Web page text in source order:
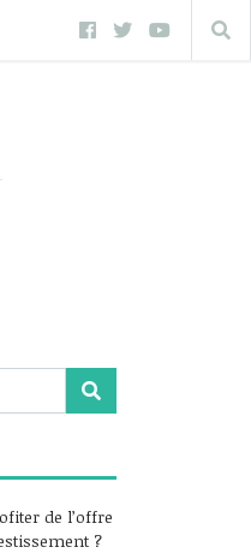
de l’offre
?